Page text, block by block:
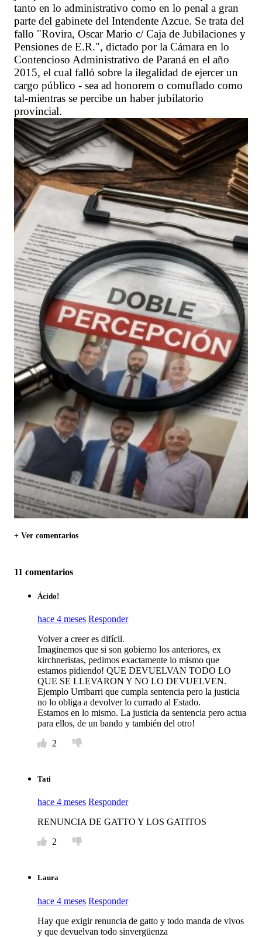
tanto en lo administrativo como en lo penal a gran
parte del gabinete del Intendente Azcue. Se trata del
fallo "Rovira, Oscar Mario c/ Caja de Jubilaciones y
Pensiones de E.R.", dictado por la Cámara en lo
Contencioso Administrativo de Paraná en el año
2015, el cual falló sobre la ilegalidad de ejercer un
cargo público - sea ad honorem o comuflado como
tal-mientras se percibe un haber jubilatorio
provincial.
+ Ver comentarios
11 comentarios
Ácido!
hace 4 meses Responder
Volver a creer es difícil.
Imaginemos que si son gobierno los anteriores, ex
kirchneristas, pedimos exactamente lo mismo que
estamos pidiendo! QUE DEVUELVAN TODO LO
QUE SE LLEVARON Y NO LO DEVUELVEN.
Ejemplo Urribarri que cumpla sentencia pero la justicia
no lo obliga a devolver lo currado al Estado.
Estamos en lo mismo. La justicia da sentencia pero actua
para ellos, de un bando y también del otro!
2
Tati
hace 4 meses Responder
RENUNCIA DE GATTO Y LOS GATITOS
2
Laura
hace 4 meses Responder
Hay que exigir renuncia de gatto y todo manda de vivos
y que devuelvan todo sinvergüenza